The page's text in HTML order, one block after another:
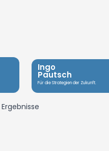
Ingo
Pautsch
Für die Strategien der Zukunft.
Ergebnisse